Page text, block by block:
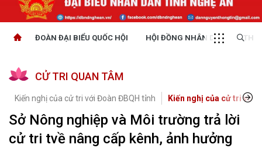
ĐOÀN ĐẠI BIỂU QUỐC HỘI HỘI ĐỒNG NHÂN DÂN
CỬ TRI QUAN TÂM
Kiến nghị của cử tri với Đoàn ĐBQH tỉnh Kiến nghị của cử tri với
Sở Nông nghiệp và Môi trường trả lời
cử tri tvề nâng cấp kênh, ảnh hưởng